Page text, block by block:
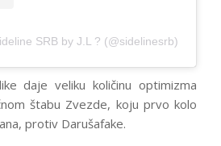
SRB by J.L ? (@sidelinesrb)
daje veliku količinu optimizma
štabu Zvezde, koju prvo kolo
protiv Darušafake.